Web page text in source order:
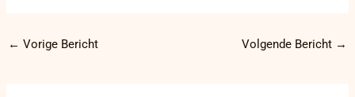
← Vorige Bericht Volgende Bericht →